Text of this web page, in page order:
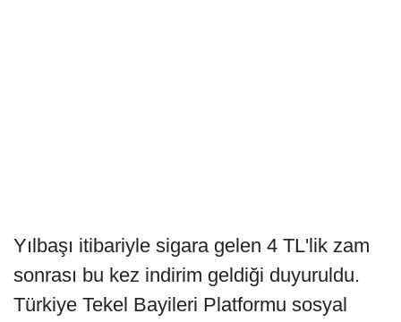
Yılbaşı itibariyle sigara gelen 4 TL'lik zam
sonrası bu kez indirim geldiği duyuruldu.
Türkiye Tekel Bayileri Platformu sosyal